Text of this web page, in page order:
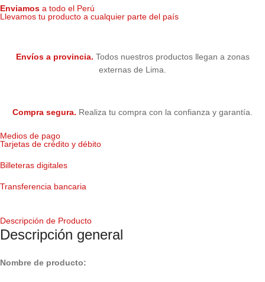
Enviamos a todo el Perú
Llevamos tu producto a cualquier parte del país
Envíos a provincia. Todos nuestros productos llegan a zonas
externas de Lima.
Compra segura. Realiza tu compra con la confianza y garantía.
Medios de pago
Tarjetas de crédito y débito
Billeteras digitales
Transferencia bancaria
Descripción de Producto
Descripción general
Nombre de producto: